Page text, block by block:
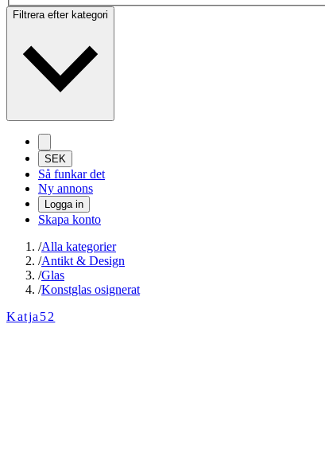
Filtrera efter kategori
SEK
Så funkar det
Ny annons
Logga in
Skapa konto
/Alla kategorier
/Antikt & Design
/Glas
/Konstglas osignerat
Katja52